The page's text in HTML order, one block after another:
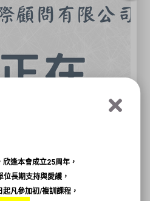
逢本會成立25周年，
位長期支持與愛護，
凡參加初/複訓課程，